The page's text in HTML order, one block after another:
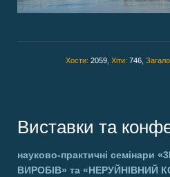
Хости: 2059, Хіти: 746,
Виставки та
науково-практичні семінари
ВИРОБІВ» та «НЕРУЙНІВНИЙ